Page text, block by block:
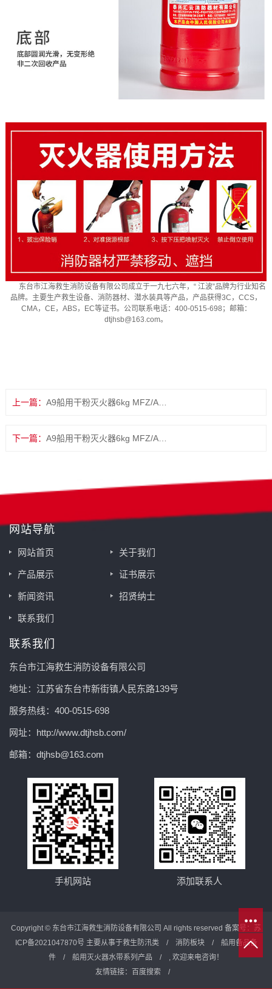
东台市江海救生消防设备有限公司成立于一九七六年，“ 江波”品牌为行业知名
品牌。主要生产救生设备、消防器材、潜水装具等产品，产品获得3C，CCS，
CMA，CE，ABS，EC等证书。公司联系电话：400-0515-698；邮箱：
dtjhsb@163.com。
上一篇： A9船用干粉灭火器6kg MFZ/ABC6
下一篇： A9船用干粉灭火器6kg MFZ/ABC6
网站导航
网站首页 关于我们
产品展示 证书展示
新闻资讯 招贤纳士
联系我们
联系我们
东台市江海救生消防设备有限公司
地址：江苏省东台市新街镇人民东路139号
服务热线：400-0515-698
网址：http://www.dtjhsb.com/
邮箱：dtjhsb@163.com
手机网站 添加联系人
Copyright © 东台市江海救生消防设备有限公司 All rights reserved 备案号： 苏
ICP备2021047870号 主要从事于救生防汛类/ 消防板块/ 船用备品备
件 / 船用灭火器水带系列产品 / , 欢迎来电咨询！
友情链接： 百度搜索/